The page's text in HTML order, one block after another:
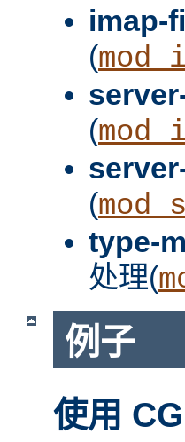
imap-
(
(
(
type-
处理(
例子
使用